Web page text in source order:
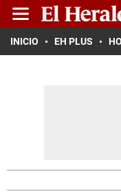
INICIO EH PLUS